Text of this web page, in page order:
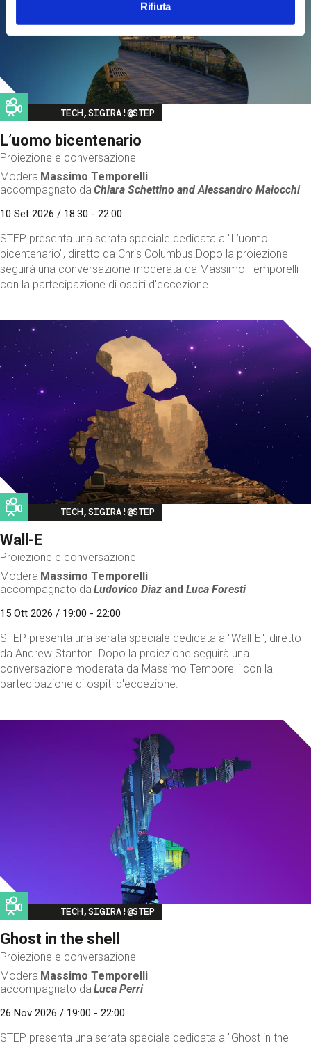
Rifiuta
Image
TECH,SIGIRA!@STEP
L’uomo bicentenario
Proiezione e conversazione
Modera Massimo Temporelli
accompagnato da Chiara Schettino andAlessandro Maiocchi
10 Set 2026 / 18:30 - 22:00
STEP presenta una serata speciale dedicata a "L’uomo
bicentenario", diretto da Chris Columbus.Dopo la proiezione
seguirà una conversazione moderata da Massimo Temporelli
con la partecipazione di ospiti d'eccezione.
Image
TECH,SIGIRA!@STEP
Wall-E
Proiezione e conversazione
Modera Massimo Temporelli
accompagnato da Ludovico Diaz andLuca Foresti
15 Ott 2026 / 19:00 - 22:00
STEP presenta una serata speciale dedicata a "Wall-E", diretto
da Andrew Stanton. Dopo la proiezione seguirà una
conversazione moderata da Massimo Temporelli con la
partecipazione di ospiti d'eccezione.
Image
TECH,SIGIRA!@STEP
Ghost in the shell
Proiezione e conversazione
Modera Massimo Temporelli
accompagnato da Luca Perri
26 Nov 2026 / 19:00 - 22:00
STEP presenta una serata speciale dedicata a "Ghost in the